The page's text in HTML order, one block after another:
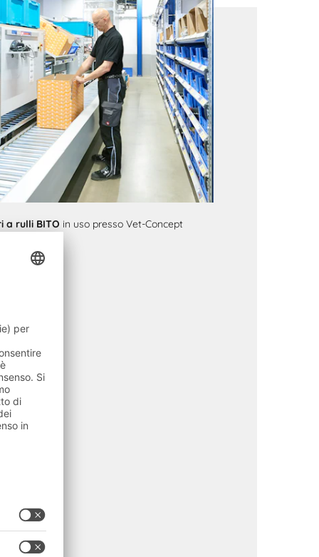
a rulli BITO in uso presso Vet-Concept